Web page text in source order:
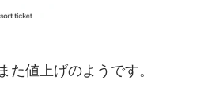
ェディング
ワイウェディング アメリカ情
値上げのようです。